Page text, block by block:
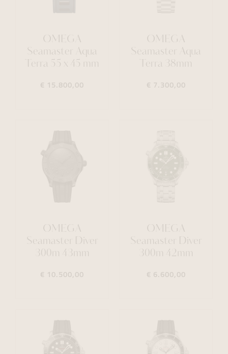
OMEGA
Seamaster Aqua
Terra 55 x 45 mm
€ 15.800,00
OMEGA
Seamaster Aqua
Terra 38mm
€ 7.300,00
OMEGA
Seamaster Diver
300m 43mm
€ 10.500,00
OMEGA
Seamaster Diver
300m 42mm
€ 6.600,00